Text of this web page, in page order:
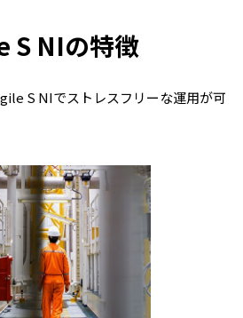
S NIの特徴
S NIでストレスフリーな運用が可